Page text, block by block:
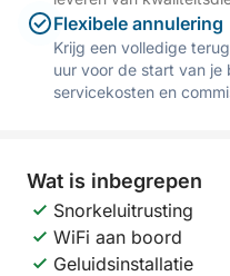
Flexibele annulering
Krijg een volledige
uur voor de start van je
servicekosten en
Wat is inbegrepen
Snorkeluitrusting
WiFi aan boord
Geluidsinstallatie